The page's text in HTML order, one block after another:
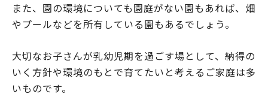
また、園の環境についても園庭がない園もあれば、畑
やプールなどを所有している園もあるでしょう。
大切なお子さんが乳幼児期を過ごす場として、納得の
いく方針や環境のもとで育てたいと考えるご家庭は多
いものです。